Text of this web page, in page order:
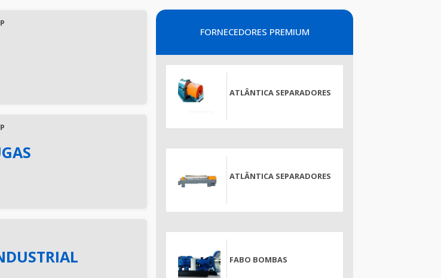
FORNECEDORES PREMIUM
ATLÂNTICA SEPARADORES
ATLÂNTICA SEPARADORES
FABO BOMBAS